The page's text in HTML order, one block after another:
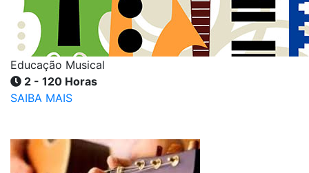
Educação Musical
2 - 120 Horas
SAIBA MAIS